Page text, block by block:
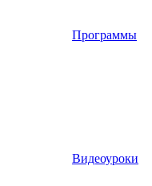
Программы
Видеоуроки